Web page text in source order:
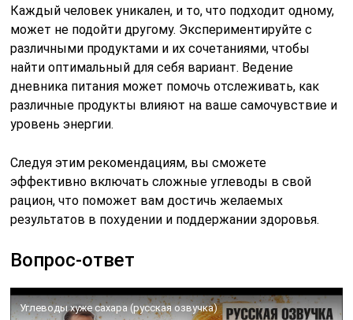
Каждый человек уникален, и то, что подходит одному,
может не подойти другому. Экспериментируйте с
различными продуктами и их сочетаниями, чтобы
найти оптимальный для себя вариант. Ведение
дневника питания может помочь отслеживать, как
различные продукты влияют на ваше самочувствие и
уровень энергии.
Следуя этим рекомендациям, вы сможете
эффективно включать сложные углеводы в свой
рацион, что поможет вам достичь желаемых
результатов в похудении и поддержании здоровья.
Вопрос-ответ
Углеводы хуже сахара (русская озвучка)